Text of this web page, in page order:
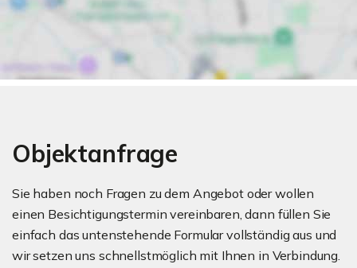
Objektanfrage
Sie haben noch Fragen zu dem Angebot oder wollen
einen Besichtigungstermin vereinbaren, dann füllen Sie
einfach das untenstehende Formular vollständig aus und
wir setzen uns schnellstmöglich mit Ihnen in Verbindung.